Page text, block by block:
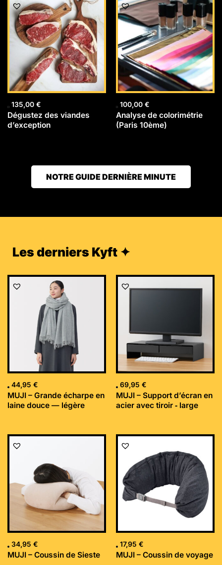
135,00 €
Dégustez des viandes
d’exception
100,00 €
Analyse de colorimétrie
(Paris 10ème)
NOTRE GUIDE DERNIÈRE MINUTE
Les derniers Kyft ✦
44,95 €
MUJI – Grande écharpe en
laine douce — légère
69,95 €
MUJI – Support d’écran en
acier avec tiroir ‐ large
34,95 €
MUJI – Coussin de Sieste
17,95 €
MUJI – Coussin de voyage